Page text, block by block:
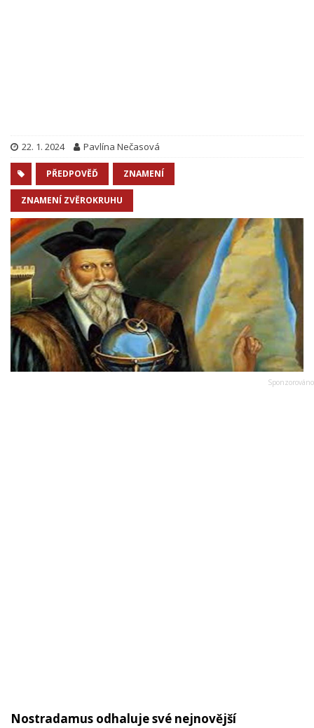
22. 1. 2024 Pavlína Nečasová
PŘEDPOVĚĎ ZNAMENÍ
ZNAMENÍ ZVĚROKRUHU
Nostradamus odhaluje své nejnovější